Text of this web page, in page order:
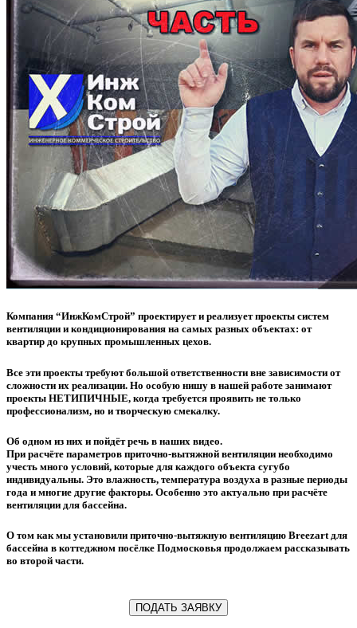
Компания “ИнжКомСтрой” проектирует и реализует проекты систем
вентиляции и кондиционирования на самых разных объектах: от
квартир до крупных промышленных цехов.
Все эти проекты требуют большой ответственности вне зависимости от
сложности их реализации. Но особую нишу в нашей работе занимают
проекты НЕТИПИЧНЫЕ, когда требуется проявить не только
профессионализм, но и творческую смекалку.
Об одном из них и пойдёт речь в наших видео.
При расчёте параметров приточно-вытяжной вентиляции необходимо
учесть много условий, которые для каждого объекта сугубо
индивидуальны. Это влажность, температура воздуха в разные периоды
года и многие другие факторы. Особенно это актуально при расчёте
вентиляции для бассейна.
О том как мы установили приточно-вытяжную вентиляцию Breezart для
бассейна в коттеджном посёлке Подмосковья продолжаем рассказывать
во второй части.
ПОДАТЬ ЗАЯВКУ